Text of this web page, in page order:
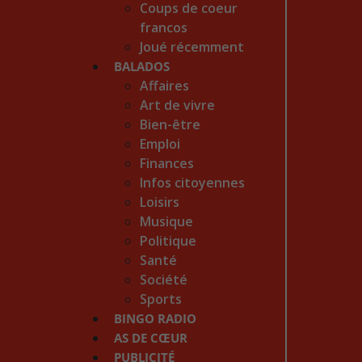
Coups de coeur
francos
Joué récemment
BALADOS
Affaires
Art de vivre
Bien-être
Emploi
Finances
Infos citoyennes
Loisirs
Musique
Politique
Santé
Société
Sports
BINGO RADIO
AS DE CŒUR
PUBLICITÉ